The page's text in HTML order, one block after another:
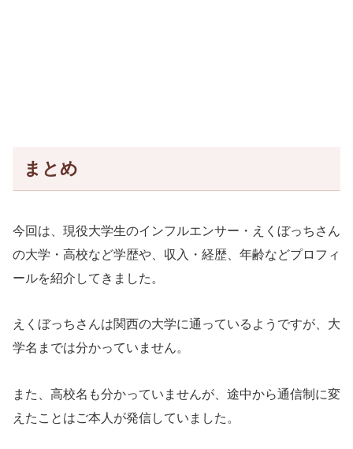
まとめ
今回は、現役大学生のインフルエンサー・えくぼっちさん
の大学・高校など学歴や、収入・経歴、年齢などプロフィ
ールを紹介してきました。
えくぼっちさんは関西の大学に通っているようですが、大
学名までは分かっていません。
また、高校名も分かっていませんが、途中から通信制に変
えたことはご本人が発信していました。